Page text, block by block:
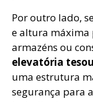
Por outro lado,
e altura máxima
armazéns ou
elevatória
uma estrutura
segurança para